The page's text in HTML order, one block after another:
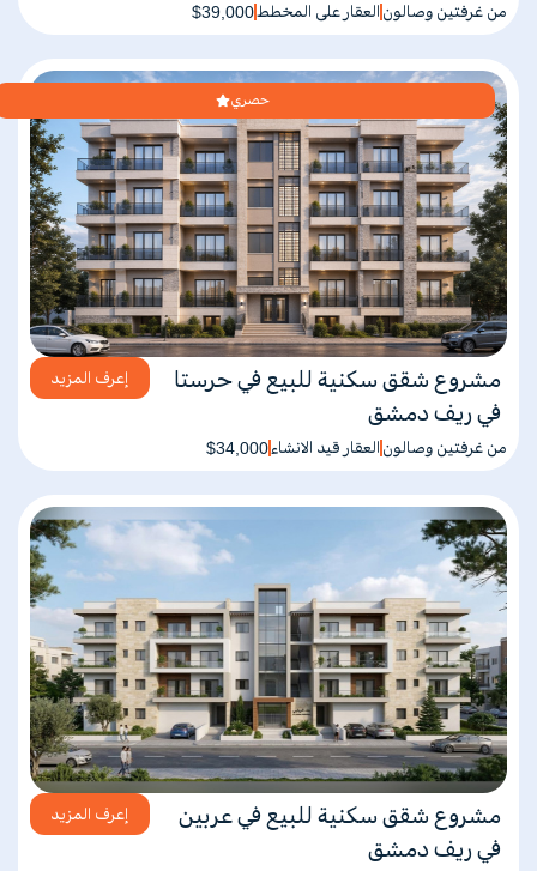
من غرفتين وصالونالعقار على المخطط$39,000
حصري
إعرف المزيد
مشروع شقق سكنية للبيع في حرستا
في ريف دمشق
من غرفتين وصالونالعقار قيد الانشاء$34,000
إعرف المزيد
مشروع شقق سكنية للبيع في عربين
في ريف دمشق